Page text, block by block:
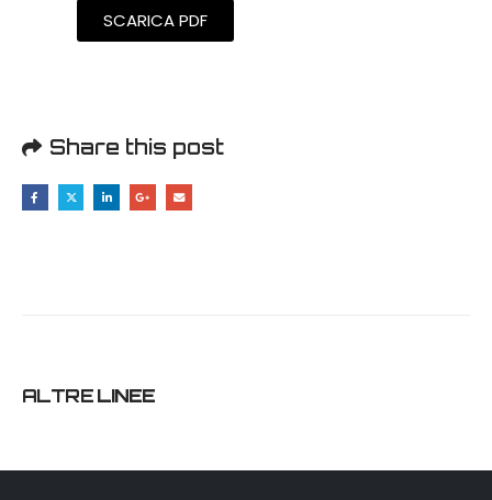
SCARICA PDF
Share this post
ALTRELINEE